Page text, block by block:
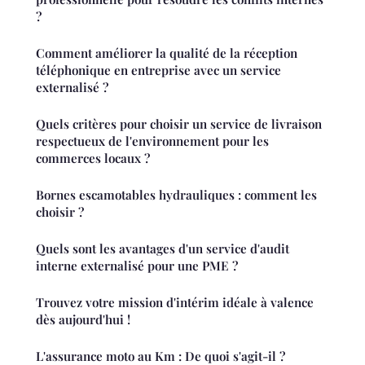
?
Comment améliorer la qualité de la réception
téléphonique en entreprise avec un service
externalisé ?
Quels critères pour choisir un service de livraison
respectueux de l'environnement pour les
commerces locaux ?
Bornes escamotables hydrauliques : comment les
choisir ?
Quels sont les avantages d'un service d'audit
interne externalisé pour une PME ?
Trouvez votre mission d'intérim idéale à valence
dès aujourd'hui !
L'assurance moto au Km : De quoi s'agit-il ?